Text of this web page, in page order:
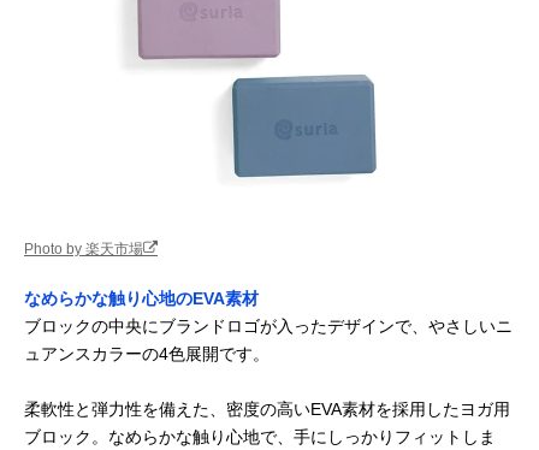
Photo by 楽天市場
なめらかな触り心地のEVA素材
ブロックの中央にブランドロゴが入ったデザインで、やさしいニ
ュアンスカラーの4色展開です。
柔軟性と弾力性を備えた、密度の高いEVA素材を採用したヨガ用
ブロック。なめらかな触り心地で、手にしっかりフィットしま